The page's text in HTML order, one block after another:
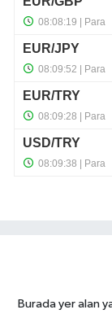
Burada yer alan